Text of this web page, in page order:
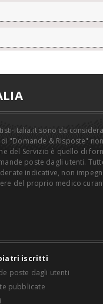
italia.it sono da
"Domande & Risposte"
del Servizio è quello di
poste dagli utenti.
indicative, non
del proprio medico
iscritti
poste dagli utenti
pubblicate